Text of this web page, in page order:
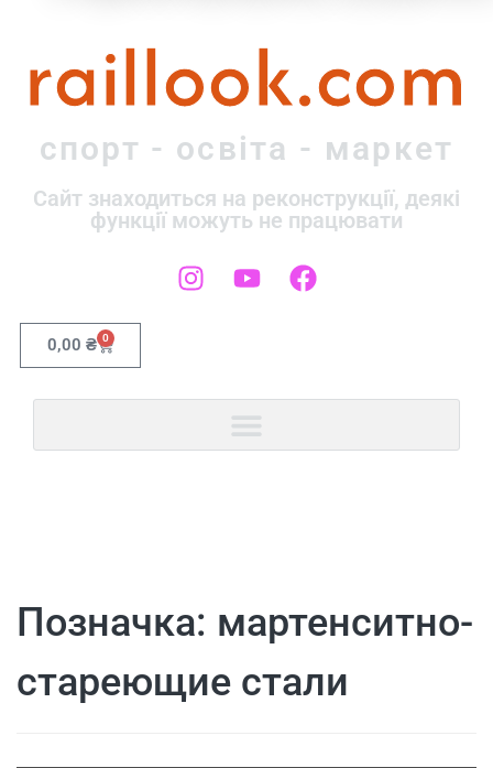
raillook.com
спорт - освіта - маркет
Сайт знаходиться на реконструкції, деякі
функції можуть не працювати
0,00 ₴ 0
Позначка: мартенситно-
стареющие стали